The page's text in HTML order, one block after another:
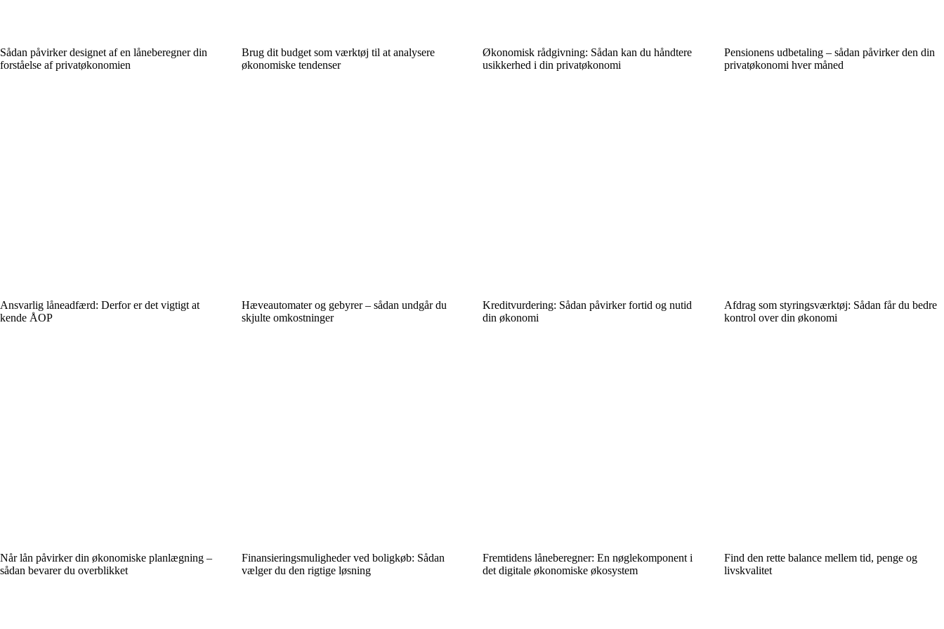
Sådan påvirker designet af en låneberegner din
forståelse af privatøkonomien
Brug dit budget som værktøj til at analysere
økonomiske tendenser
Økonomisk rådgivning: Sådan kan du håndtere
usikkerhed i din privatøkonomi
Pensionens udbetaling – sådan påvirker den din
privatøkonomi hver måned
Ansvarlig låneadfærd: Derfor er det vigtigt at
kende ÅOP
Hæveautomater og gebyrer – sådan undgår du
skjulte omkostninger
Kreditvurdering: Sådan påvirker fortid og nutid
din økonomi
Afdrag som styringsværktøj: Sådan får du bedre
kontrol over din økonomi
Når lån påvirker din økonomiske planlægning –
sådan bevarer du overblikket
Finansieringsmuligheder ved boligkøb: Sådan
vælger du den rigtige løsning
Fremtidens låneberegner: En nøglekomponent i
det digitale økonomiske økosystem
Find den rette balance mellem tid, penge og
livskvalitet